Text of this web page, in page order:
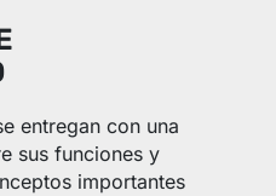
entregan con una
sus funciones y
importantes